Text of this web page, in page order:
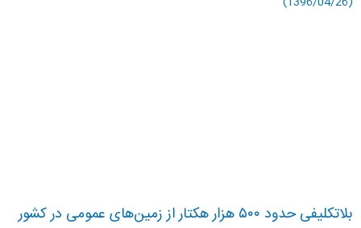
بلاتکلیفی حدود ۵۰۰ هزار هکتار از زمین‌های عمومی در کشور